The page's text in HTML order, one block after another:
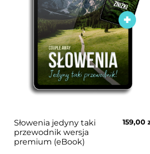
Słowenia jedyny taki
przewodnik wersja
premium (eBook)
159,00